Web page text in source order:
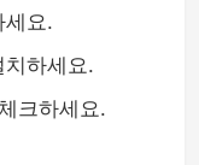
세요.
하세요.
크하세요.